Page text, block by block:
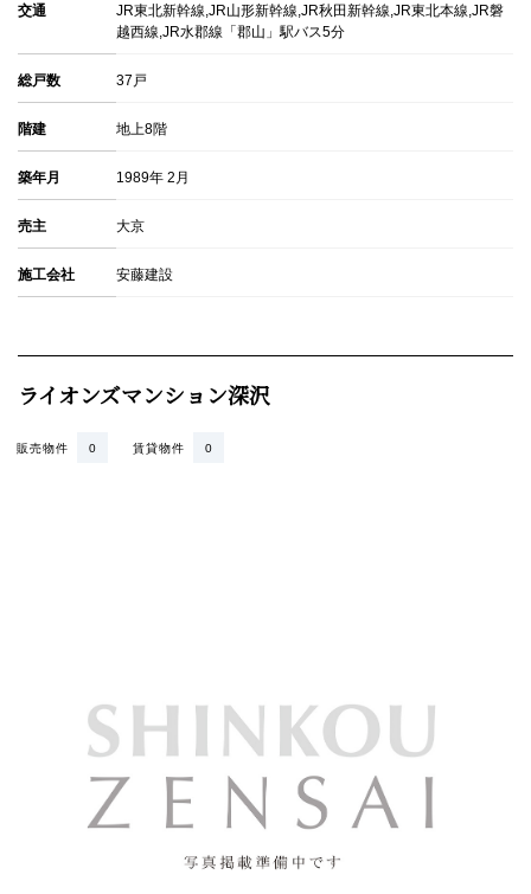
交通
JR東北新幹線,JR山形新幹線,JR秋田新幹線,JR東北本線,JR磐
越西線,JR水郡線「郡山」駅バス5分
総戸数 37戸
階建 地上8階
築年月 1989年 2月
売主 大京
施工会社 安藤建設
ライオンズマンション深沢
賃貸物件 0
販売物件 0